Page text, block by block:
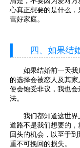
心真正想要的是什么
营好家庭。
四、如果结婚
如果结婚前一天我
的选择会被恋人及其
使会饱受非议，我也
法。
我们都知道这世界
道路不是我们想要的
回头的机会，以至于
重不可挽回的损失。